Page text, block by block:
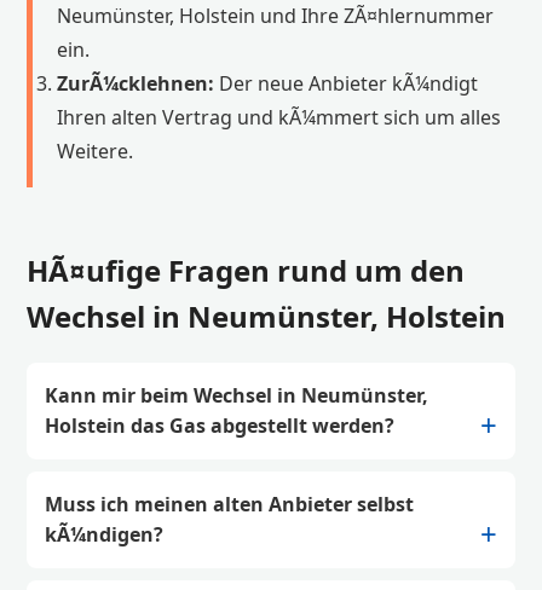
Neumünster, Holstein und Ihre ZÃ¤hlernummer
ein.
ZurÃ¼cklehnen: Der neue Anbieter kÃ¼ndigt
Ihren alten Vertrag und kÃ¼mmert sich um alles
Weitere.
HÃ¤ufige Fragen rund um den
Wechsel in Neumünster, Holstein
Kann mir beim Wechsel in Neumünster,
Holstein das Gas abgestellt werden?
Muss ich meinen alten Anbieter selbst
kÃ¼ndigen?